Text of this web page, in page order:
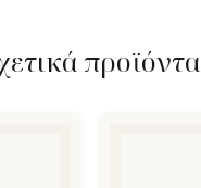
προϊόντα